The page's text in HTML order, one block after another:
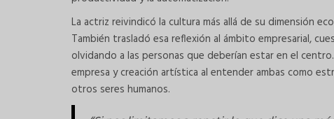
La actriz reivindicó la cultura más allá de su dimensión
También trasladó esa reflexión al ámbito empresarial,
olvidando a las personas que deberían estar en el
empresa y creación artística al entender ambas como
otros seres humanos.